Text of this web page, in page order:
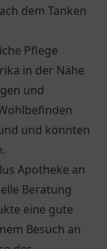
dem Tanken
Pflege
in der Nähe
und
und könnten
Apotheke an
Beratung
eine gute
Besuch an